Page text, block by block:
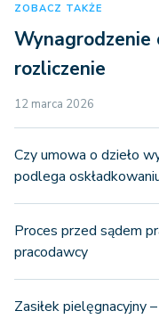
ZOBACZ TAKŻE
Wynagrodzenie
rozliczenie
12 marca 2026
Czy umowa o dzieło
podlega
Proces przed sądem
pracodawcy
Zasiłek pielęgnacyjny